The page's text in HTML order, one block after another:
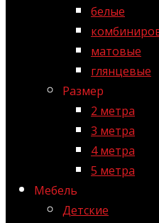
белые
матовые
глянцевые
Размер
2 метра
3 метра
4 метра
5 метра
Мебель
Детские